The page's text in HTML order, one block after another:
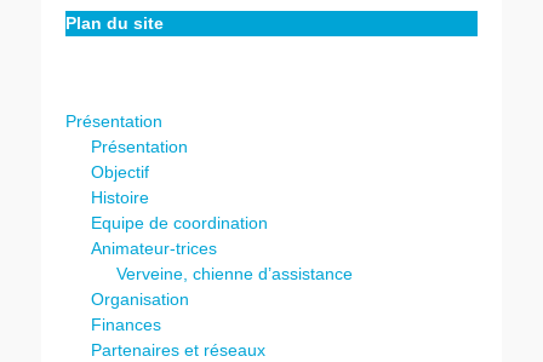
Plan du site
Présentation
Présentation
Objectif
Histoire
Equipe de coordination
Animateur-trices
Verveine, chienne d’assistance
Organisation
Finances
Partenaires et réseaux